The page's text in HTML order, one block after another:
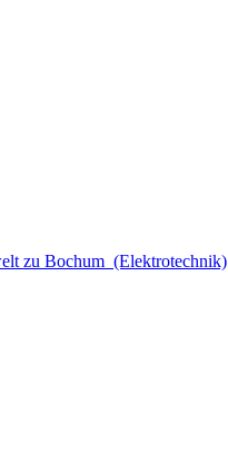
zu Bochum (Elektrotechnik)